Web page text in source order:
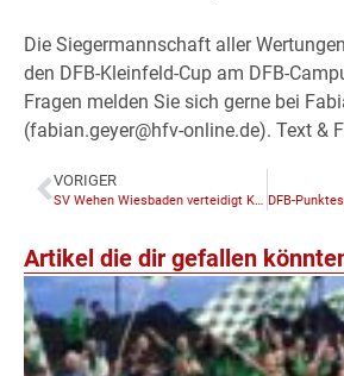
Die Siegermannschaft aller
den DFB-Kleinfeld-Cup am DFB-
Fragen melden Sie sich gerne bei
(fabian.geyer@hfv-online.de). Text &
VORIGER
SV Wehen Wiesbaden verteidigt Krombacher-Hessenpokal
Artikel die dir gefallen